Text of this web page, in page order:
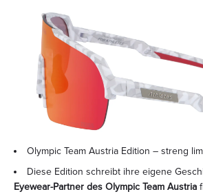
Olympic Team Austria Edition – streng
Diese Edition schreibt ihre eigene
Eyewear-Partner des Olympic Team Austria